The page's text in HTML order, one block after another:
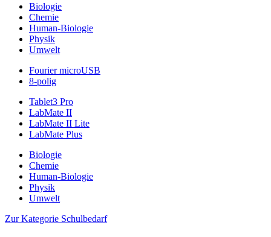
Biologie
Chemie
Human-Biologie
Physik
Umwelt
Fourier microUSB
8-polig
Tablet3 Pro
LabMate II
LabMate II Lite
LabMate Plus
Biologie
Chemie
Human-Biologie
Physik
Umwelt
Zur Kategorie Schulbedarf